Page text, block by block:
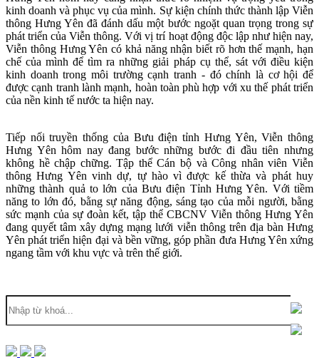
kinh doanh và phục vụ của mình. Sự kiện chính thức thành lập Viễn
thông Hưng Yên đã đánh dấu một bước ngoặt quan trọng trong sự
phát triển của Viễn thông. Với vị trí hoạt động độc lập như hiện nay,
Viễn thông Hưng Yên có khả năng nhận biết rõ hơn thế mạnh, hạn
chế của mình để tìm ra những giải pháp cụ thể, sát với điều kiện
kinh doanh trong môi trường cạnh tranh - đó chính là cơ hội để
được cạnh tranh lành mạnh, hoàn toàn phù hợp với xu thế phát triển
của nền kinh tế nước ta hiện nay.
Tiếp nối truyền thống của Bưu điện tỉnh Hưng Yên, Viễn thông
Hưng Yên hôm nay đang bước những bước đi đầu tiên nhưng
không hề chập chững. Tập thể Cán bộ và Công nhân viên Viễn
thông Hưng Yên vinh dự, tự hào vì được kế thừa và phát huy
những thành quả to lớn của Bưu điện Tỉnh Hưng Yên. Với tiềm
năng to lớn đó, bằng sự năng động, sáng tạo của mỗi người, bằng
sức mạnh của sự đoàn kết, tập thể CBCNV Viễn thông Hưng Yên
đang quyết tâm xây dựng mạng lưới viễn thông trên địa bàn Hưng
Yên phát triển hiện đại và bền vững, góp phần đưa Hưng Yên xứng
ngang tầm với khu vực và trên thế giới.